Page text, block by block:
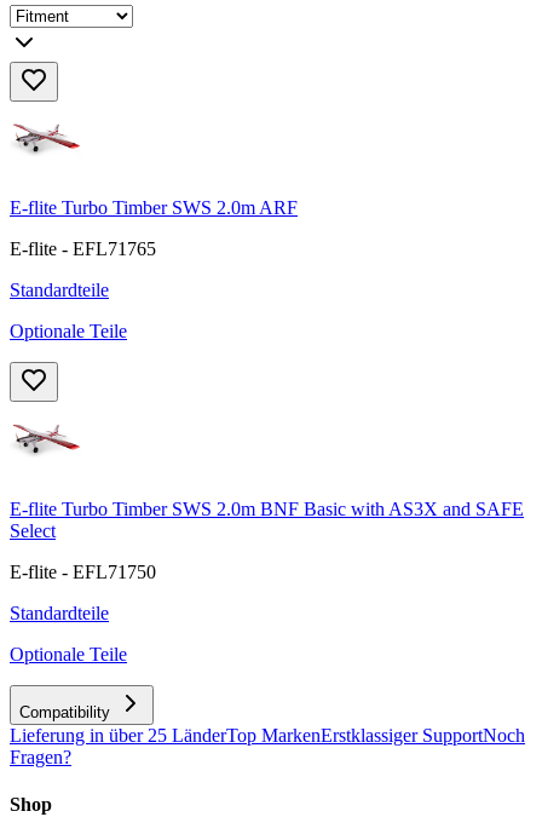
E-flite Turbo Timber SWS 2.0m ARF
E-flite - EFL71765
Standardteile
Optionale Teile
E-flite Turbo Timber SWS 2.0m BNF Basic with AS3X and SAFE
Select
E-flite - EFL71750
Standardteile
Optionale Teile
Compatibility
Lieferung in über 25 LänderTop MarkenErstklassiger SupportNoch
Fragen?
Shop